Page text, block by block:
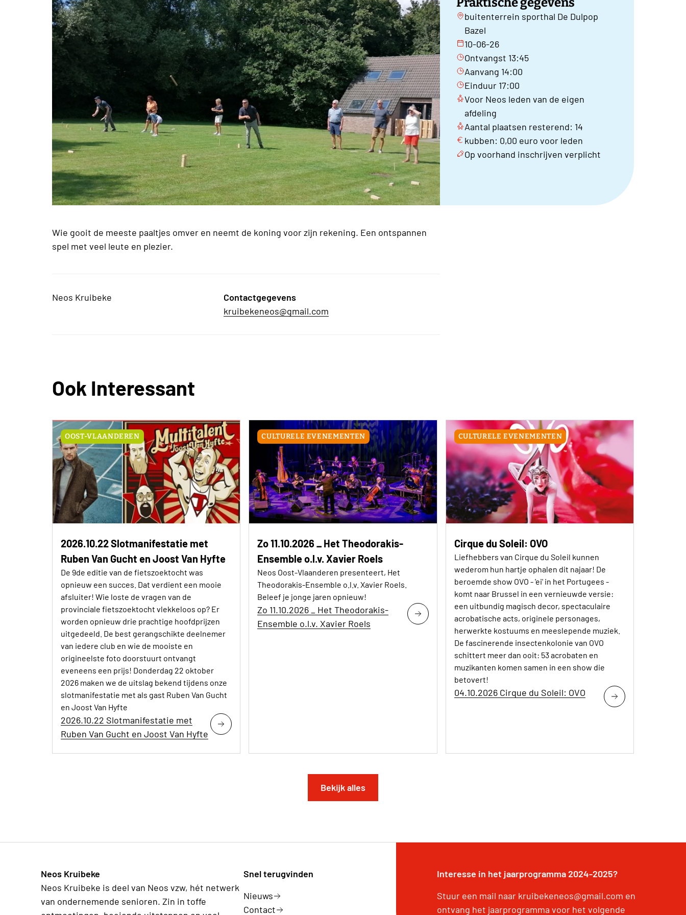
buitenterrein sporthal De Dulpop
Bazel
10-06-26
Ontvangst 13:45
Aanvang 14:00
Einduur 17:00
Voor Neos leden van de eigen
afdeling
Aantal plaatsen resterend: 14
kubben: 0,00 euro voor leden
Op voorhand inschrijven verplicht
Wie gooit de meeste paaltjes omver en neemt de koning voor zijn rekening. Een ontspannen
spel met veel leute en plezier.
Neos Kruibeke
Contactgegevens
kruibekeneos@gmail.com
Ook Interessant
OOST-VLAANDEREN
2026.10.22 Slotmanifestatie met
Ruben Van Gucht en Joost Van Hyfte
De 9de editie van de fietszoektocht was
opnieuw een succes. Dat verdient een mooie
afsluiter! Wie loste de vragen van de
provinciale fietszoektocht vlekkeloos op? Er
worden opnieuw drie prachtige hoofdprijzen
uitgedeeld. De best gerangschikte deelnemer
van iedere club en wie de mooiste en
origineelste foto doorstuurt ontvangt
eveneens een prijs! Donderdag 22 oktober
2026 maken we de uitslag bekend tijdens onze
slotmanifestatie met als gast Ruben Van Gucht
en Joost Van Hyfte
2026.10.22 Slotmanifestatie met
Ruben Van Gucht en Joost Van Hyfte
CULTURELE EVENEMENTEN
Zo 11.10.2026 _ Het Theodorakis-
Ensemble o.l.v. Xavier Roels
Neos Oost-Vlaanderen presenteert, Het
Theodorakis-Ensemble o.l.v. Xavier Roels.
Beleef je jonge jaren opnieuw!
Zo 11.10.2026 _ Het Theodorakis-
Ensemble o.l.v. Xavier Roels
CULTURELE EVENEMENTEN
Cirque du Soleil: OVO
Liefhebbers van Cirque du Soleil kunnen
wederom hun hartje ophalen dit najaar! De
beroemde show OVO - 'ei' in het Portugees -
komt naar Brussel in een vernieuwde versie:
een uitbundig magisch decor, spectaculaire
acrobatische acts, originele personages,
herwerkte kostuums en meeslepende muziek.
De fascinerende insectenkolonie van OVO
schittert meer dan ooit: 53 acrobaten en
muzikanten komen samen in een show die
betovert!
04.10.2026 Cirque du Soleil: OVO
Bekijk alles
Neos Kruibeke
Neos Kruibeke is deel van Neos vzw, hét netwerk
van ondernemende senioren. Zin in toffe
Snel terugvinden
Nieuws
Contact
Interesse in het jaarprogramma 2024-2025?
Stuur een mail naar kruibekeneos@gmail.com en
ontvang het jaarprogramma voor het volgende